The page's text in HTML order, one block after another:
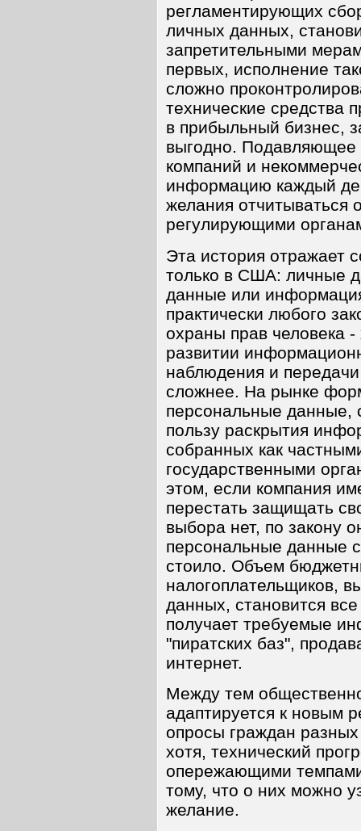
регламентирующих
личных данных,
запретительными
первых, исполнение
сложно
технические средства
в прибыльный бизнес,
выгодно. Подавляющее
компаний и
информацию каждый
желания отчитываться
регулирующими
Эта история отражает
только в США: личные
данные или
практически любого
охраны прав человека
развитии
наблюдения и
сложнее. На рынке
персональные данные,
пользу раскрытия
собранных как
государственными
этом, если компания
перестать защищать
выбора нет, по закону
персональные данные
стоило. Объем
налогоплательщиков,
данных, становится
получает требуемые
"пиратских баз",
интернет.
Между тем
адаптируется к новым
опросы граждан
хотя, технический
опережающими
тому, что о них можно
желание.